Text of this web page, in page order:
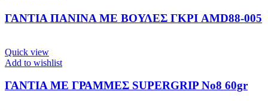
ΓΑΝΤΙΑ ΠΑΝΙΝΑ ΜΕ ΒΟΥΛΕΣ ΓΚΡΙ AMD88-005
Quick view
Add to wishlist
ΓΑΝΤΙΑ ΜΕ ΓΡΑΜΜΕΣ SUPERGRIP No8 60gr